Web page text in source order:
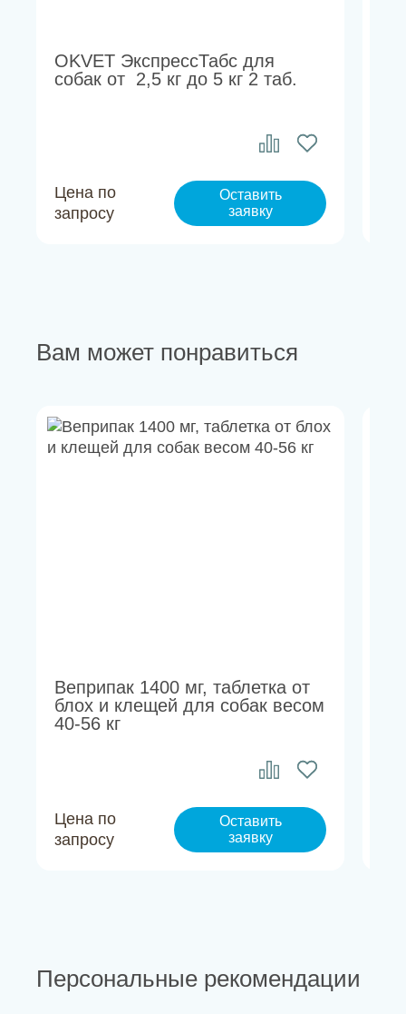
OKVET ЭкспрессТабс для
собак от 2,5 кг до 5 кг 2 таб.
Цена по
запросу
Оставить
заявку
Вам может понравиться
Веприпак 1400 мг, таблетка от
блох и клещей для собак весом
40-56 кг
Цена по
запросу
Оставить
заявку
Персональные рекомендации